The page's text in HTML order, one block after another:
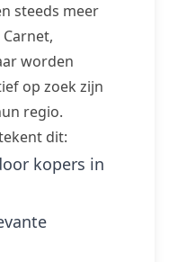
steeds meer
worden
op zoek zijn
regio.
dit:
kopers in